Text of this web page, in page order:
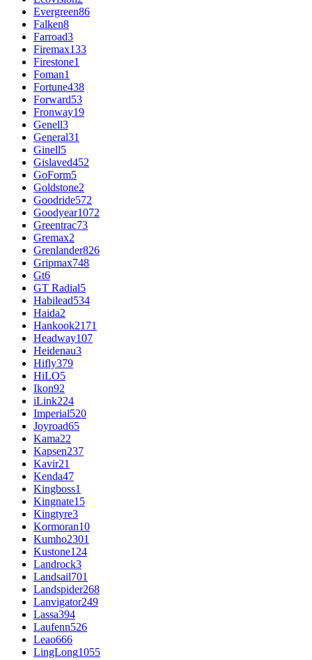
Evergreen86
Falken8
Farroad3
Firemax133
Firestone1
Foman1
Fortune438
Forward53
Fronway19
Genell3
General31
Ginell5
Gislaved452
GoForm5
Goldstone2
Goodride572
Goodyear1072
Greentrac73
Gremax2
Grenlander826
Gripmax748
Gt6
GT Radial5
Habilead534
Haida2
Hankook2171
Headway107
Heidenau3
Hifly379
HiLO5
Ikon92
iLink224
Imperial520
Joyroad65
Kama22
Kapsen237
Kavir21
Kenda47
Kingboss1
Kingnate15
Kingtyre3
Kormoran10
Kumho2301
Kustone124
Landrock3
Landsail701
Landspider268
Lanvigator249
Lassa394
Laufenn526
Leao666
LingLong1055